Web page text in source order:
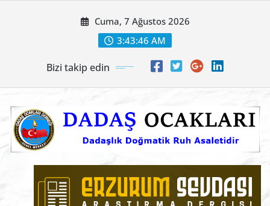
Cuma, 7 Ağustos 2026
3:43:47 AM
Bizi takip edin